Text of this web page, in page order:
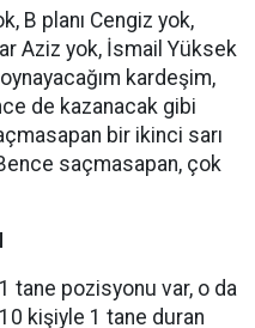
B planı Cengiz yok,
Aziz yok, İsmail Yüksek
kardeşim,
de kazanacak gibi
bir ikinci sarı
saçmasapan, çok
tane pozisyonu var, o da
kişiyle 1 tane duran